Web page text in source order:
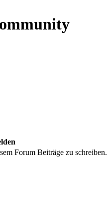
Forum Beiträge zu schreiben.